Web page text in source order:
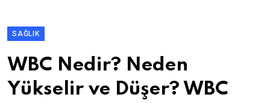
SAĞLIK
WBC Nedir? Neden
Yükselir ve Düşer? WBC